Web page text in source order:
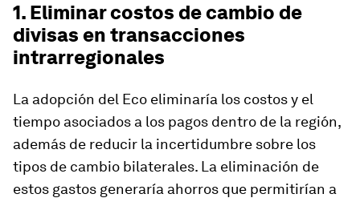
1. Eliminar costos de cambio de
divisas en transacciones
intrarregionales
La adopción del Eco eliminaría los costos y el
tiempo asociados a los pagos dentro de la región,
además de reducir la incertidumbre sobre los
tipos de cambio bilaterales. La eliminación de
estos gastos generaría ahorros que permitirían a